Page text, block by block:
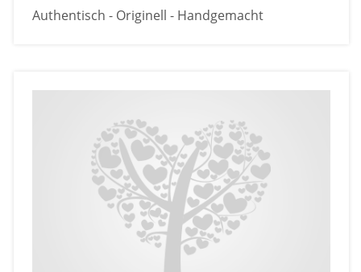
Authentisch - Originell - Handgemacht